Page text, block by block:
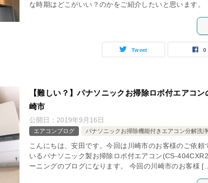
な時期はどこがいい？のかをご紹介したいと思います
Tweet 0
【難しい？】パナソニックお掃除ロボ付エアコン
崎市
公開日： 2019年9月16日
エアコンブログ パナソニックお掃除機能付きエアコン分解洗浄
こんにちは、安田です。今回は川崎市のお客様のご依頼
いるパナソニック製お掃除ロボ付エアコン(CS-
ーニングのブログになります。 今回の川崎市のお客様